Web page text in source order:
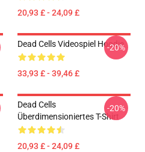
20,93 £ - 24,09 £
Dead Cells Videospiel Hoodie
33,93 £ - 39,46 £
-20%
Dead Cells
Überdimensioniertes T-Shirt
20,93 £ - 24,09 £
-20%